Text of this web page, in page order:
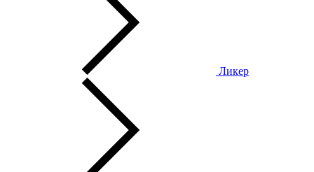
Ликер